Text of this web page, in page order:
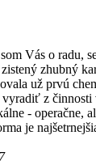
Vás o radu,
zhubný
už prvú
z činnosti
- operačne,
je